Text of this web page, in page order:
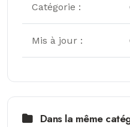
Catégorie :
Mis à jour :
Dans la même